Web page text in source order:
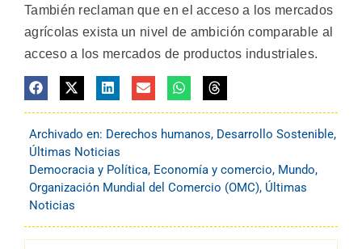
También reclaman que en el acceso a los mercados
agrícolas exista un nivel de ambición comparable al
acceso a los mercados de productos industriales.
Archivado en: Derechos humanos, Desarrollo Sostenible,
Últimas Noticias
Democracia y Política, Economía y comercio, Mundo,
Organización Mundial del Comercio (OMC), Últimas
Noticias